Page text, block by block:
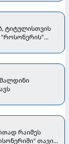
ტიტულისთვის
რაიმეს
თავის